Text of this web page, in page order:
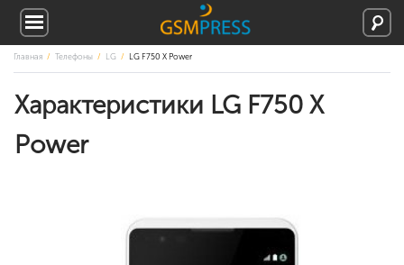
Главная Телефоны LG LG F750 X Power
Характеристики LG F750 X
Power